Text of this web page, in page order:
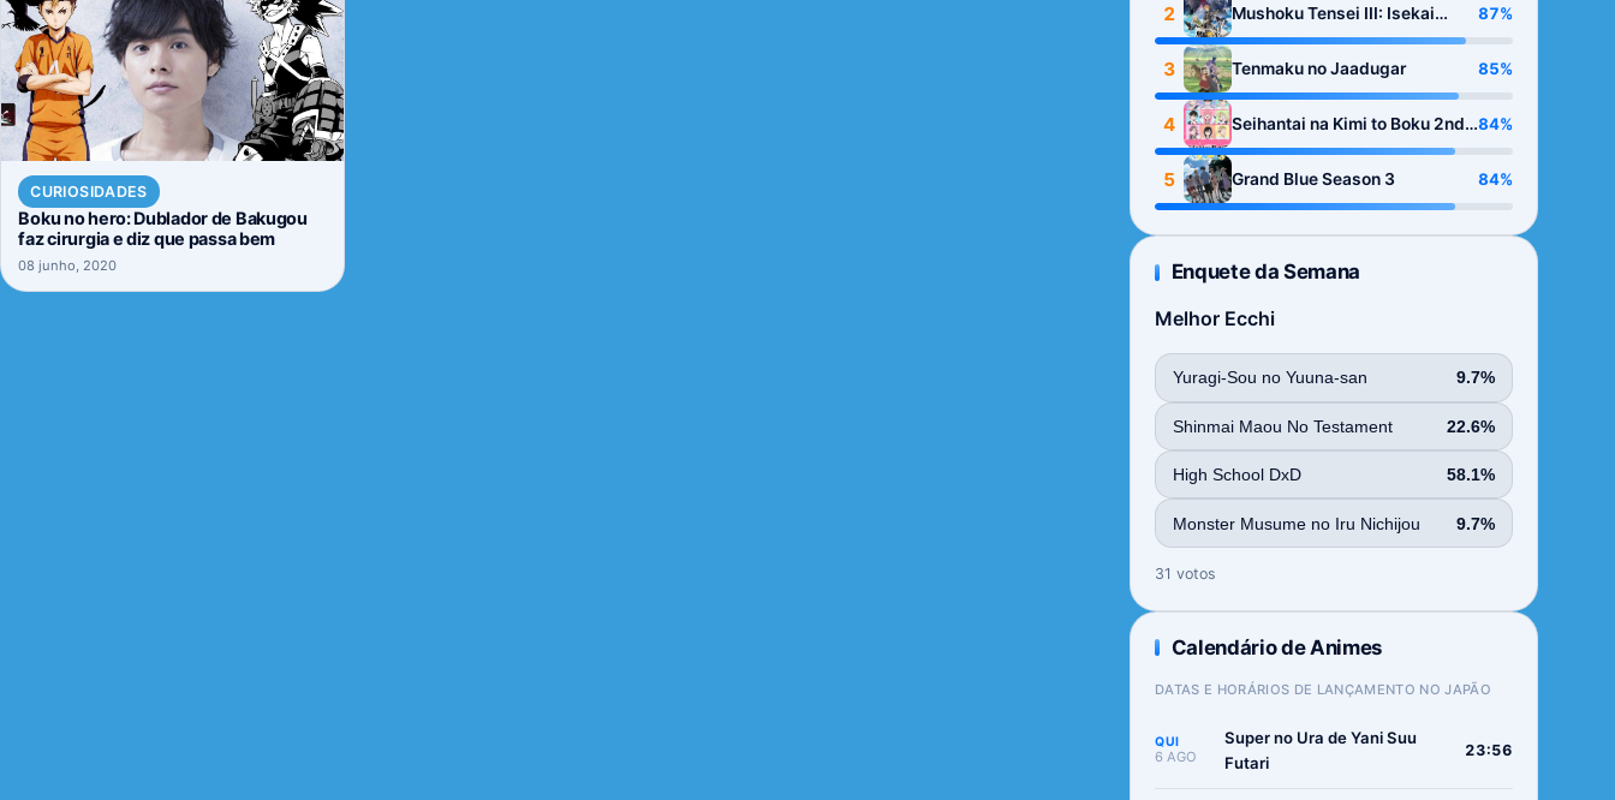
CURIOSIDADES
Boku no hero: Dublador de Bakugou
faz cirurgia e diz que passa bem
08 junho, 2020
2
Mushoku Tensei III: Isekai
Ittara Honki Dasu
87%
3 Tenmaku no Jaadugar 85%
4
Seihantai na Kimi to Boku 2nd
Season
84%
5 Grand Blue Season 3 84%
Enquete da Semana
Melhor Ecchi
Yuragi-Sou no Yuuna-san 9.7%
Shinmai Maou No Testament 22.6%
High School DxD 58.1%
Monster Musume no Iru Nichijou 9.7%
31 votos
Calendário de Animes
DATAS E HORÁRIOS DE LANÇAMENTO NO JAPÃO
QUI
6 AGO
Super no Ura de Yani Suu
Futari
23:56